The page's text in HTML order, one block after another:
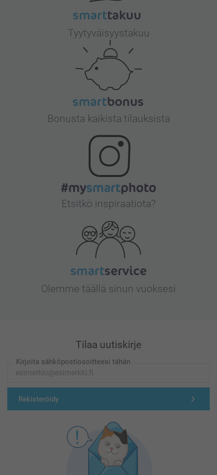
Tyytyväisyystakuu
Bonusta kaikista tilauksista
Etsitkö inspiraatiota?
Olemme täällä sinun vuoksesi
Tilaa uutiskirje
Kirjoita sähköpostiosoitteesi tähän
Rekisteröidy